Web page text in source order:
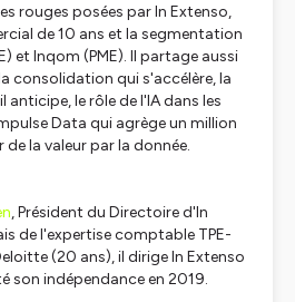
rouges posées par In Extenso,
de 10 ans et la segmentation
et Inqom (PME). Il partage aussi
consolidation qui s'accélère, la
le rôle de l'IA dans les
Data qui agrège un million
la valeur par la donnée.
, Président du Directoire d'In
de l'expertise comptable TPE-
(20 ans), il dirige In Extenso
son indépendance en 2019.